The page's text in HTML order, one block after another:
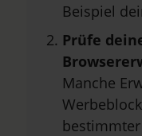
Beispiel
Prüfe
Manche